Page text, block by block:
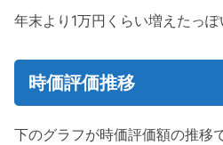
年末より1万円くらい増えたっぽ
時価評価推移
下のグラフが時価評価額の推移で